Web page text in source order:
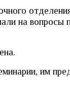
на
им